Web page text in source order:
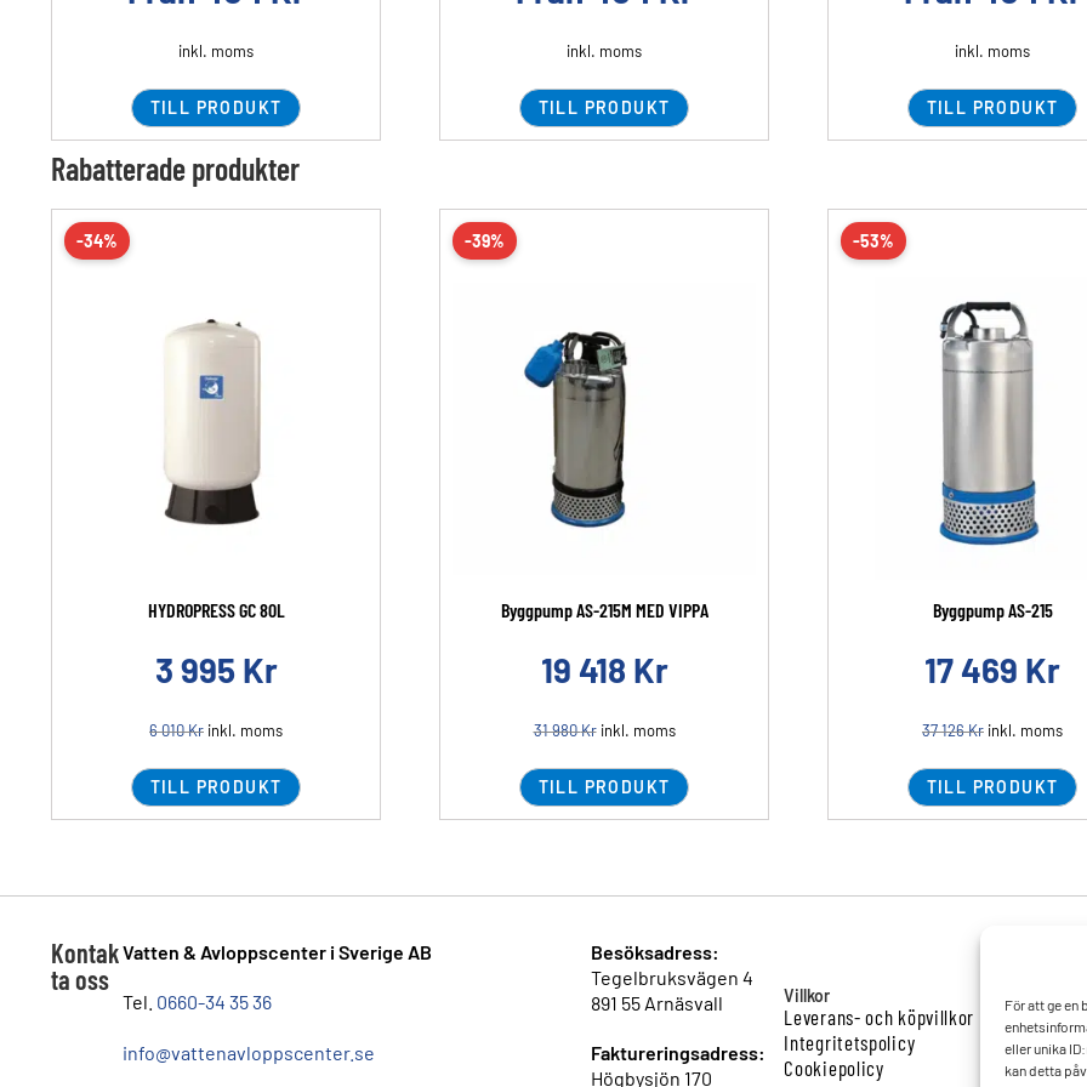
För att ge en
eller unika
kan detta
inkl. moms
TILL PRODUKT
inkl. moms
TILL PRODUKT
inkl. moms
TILL PRODUKT
Rabatterade produkter
-34%
HYDROPRESS GC 80L
3 995 Kr
6 010Kr inkl. moms
TILL PRODUKT
-39%
Byggpump AS-215M MED VIPPA
19 418 Kr
31 980Krinkl. moms
TILL PRODUKT
-53%
Byggpump AS-215
17 469 Kr
37 126Kr inkl. moms
TILL PRODUKT
Kontak
ta oss
Vatten & Avloppscenter i Sverige AB
Tel. 0660-34 35 36
info@vattenavloppscenter.se
Besöksadress:
Tegelbruksvägen 4
891 55 Arnäsvall
Faktureringsadress:
Högbysjön 170
Villkor
Leverans- och köpvillkor
Integritetspolicy
Cookiepolicy